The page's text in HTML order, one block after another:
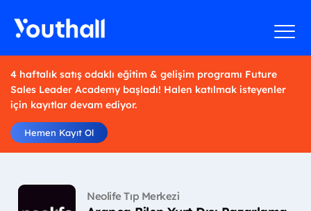
4 haftalık satış odaklı eğitim & gelişim programı Future
Sales Leader Academy başladı! Halen katılmak isteyenler
için kayıtlar devam ediyor.
Hemen Kayıt Ol
Neolife Tıp Merkezi